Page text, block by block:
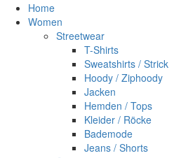
Home
Women
Streetwear
T-Shirts
Sweatshirts / Strick
Hoody / Ziphoody
Jacken
Hemden / Tops
Kleider / Röcke
Bademode
Jeans / Shorts